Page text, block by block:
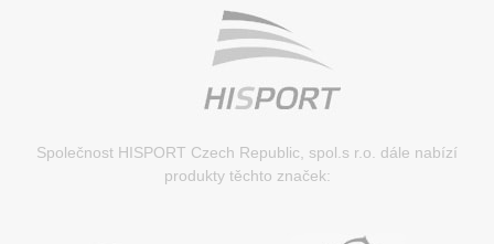
Společnost HISPORT Czech Republic, spol.s r.o. dále nabízí
produkty těchto značek: